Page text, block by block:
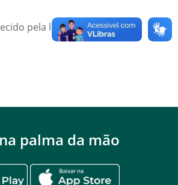
pela legislação
palma da mão